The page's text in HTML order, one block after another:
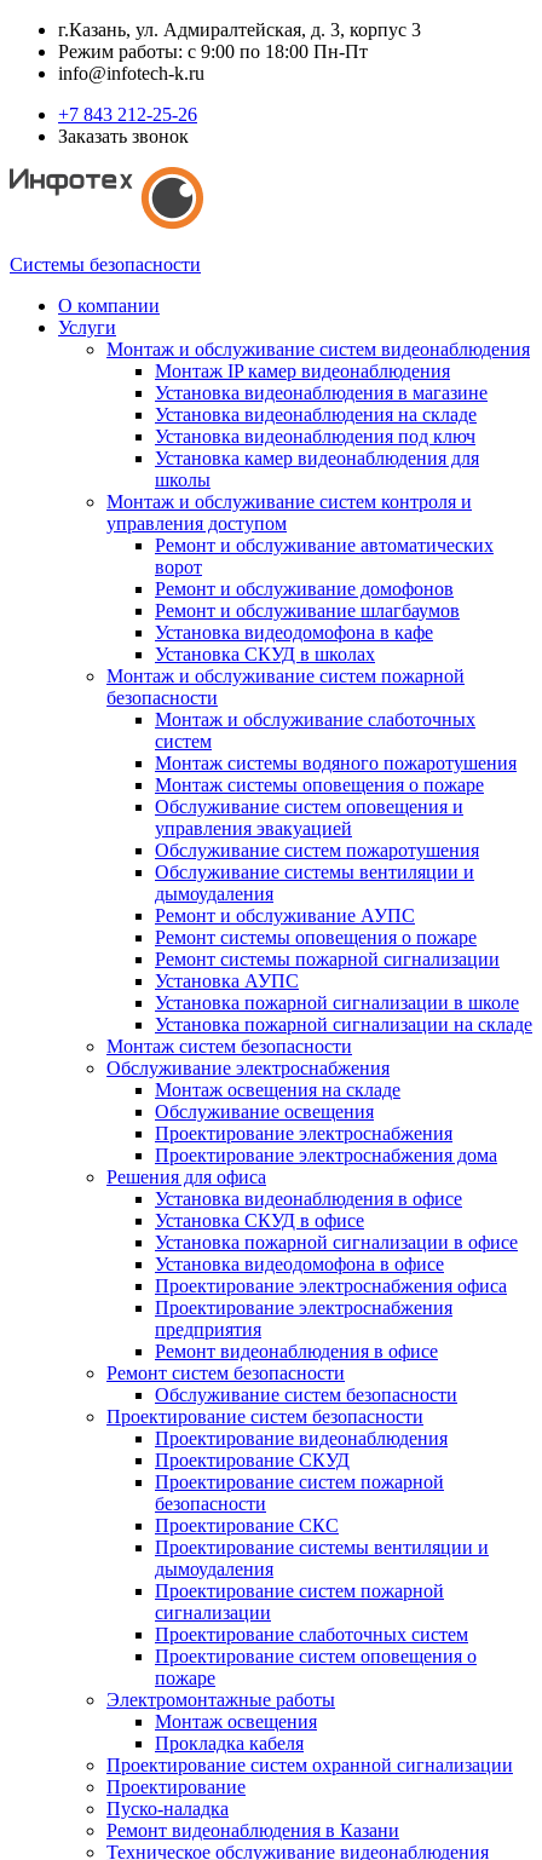
г.Казань, ул. Адмиралтейская, д. 3, корпус 3
Режим работы: с 9:00 по 18:00 Пн-Пт
info@infotech-k.ru
+7 843 212-25-26
Заказать звонок
Системы безопасности
О компании
Услуги
Монтаж и обслуживание систем видеонаблюдения
Монтаж IP камер видеонаблюдения
Установка видеонаблюдения в магазине
Установка видеонаблюдения на складе
Установка видеонаблюдения под ключ
Установка камер видеонаблюдения для
школы
Монтаж и обслуживание систем контроля и
управления доступом
Ремонт и обслуживание автоматических
ворот
Ремонт и обслуживание домофонов
Ремонт и обслуживание шлагбаумов
Установка видеодомофона в кафе
Установка СКУД в школах
Монтаж и обслуживание систем пожарной
безопасности
Монтаж и обслуживание слаботочных
систем
Монтаж системы водяного пожаротушения
Монтаж системы оповещения о пожаре
Обслуживание систем оповещения и
управления эвакуацией
Обслуживание систем пожаротушения
Обслуживание системы вентиляции и
дымоудаления
Ремонт и обслуживание АУПС
Ремонт системы оповещения о пожаре
Ремонт системы пожарной сигнализации
Установка АУПС
Установка пожарной сигнализации в школе
Установка пожарной сигнализации на складе
Монтаж систем безопасности
Обслуживание электроснабжения
Монтаж освещения на складе
Обслуживание освещения
Проектирование электроснабжения
Проектирование электроснабжения дома
Решения для офиса
Установка видеонаблюдения в офисе
Установка СКУД в офисе
Установка пожарной сигнализации в офисе
Установка видеодомофона в офисе
Проектирование электроснабжения офиса
Проектирование электроснабжения
предприятия
Ремонт видеонаблюдения в офисе
Ремонт систем безопасности
Обслуживание систем безопасности
Проектирование систем безопасности
Проектирование видеонаблюдения
Проектирование СКУД
Проектирование систем пожарной
безопасности
Проектирование СКС
Проектирование системы вентиляции и
дымоудаления
Проектирование систем пожарной
сигнализации
Проектирование слаботочных систем
Проектирование систем оповещения о
пожаре
Электромонтажные работы
Монтаж освещения
Прокладка кабеля
Проектирование систем охранной сигнализации
Проектирование
Пуско-наладка
Ремонт видеонаблюдения в Казани
Техническое обслуживание видеонаблюдения